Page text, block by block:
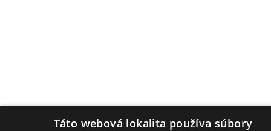
Táto webová lokalita používa súbory